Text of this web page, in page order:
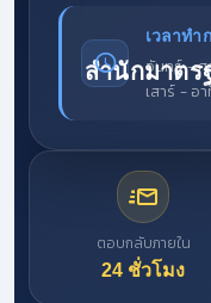
สำนักมาตร
เวลาทำ
จันทร์ - ศุ
เสาร์ - อ
ตอบกลับภายใน
24 ชั่วโมง